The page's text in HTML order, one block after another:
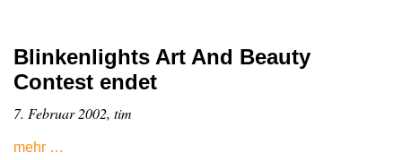
Blinkenlights Art And Beauty
Contest endet
7. Februar 2002, tim
mehr …